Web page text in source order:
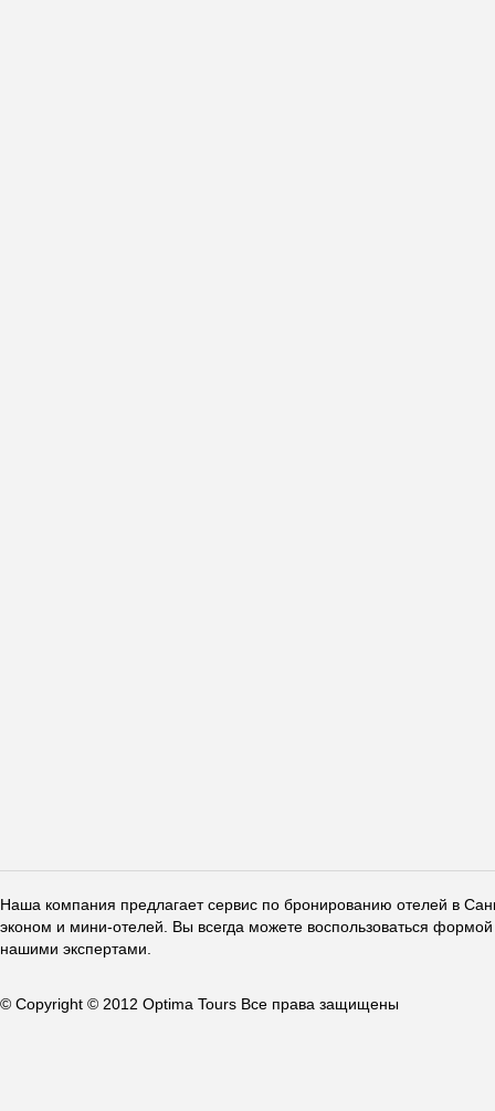
Наша компания предлагает сервис по бронированию отелей в
эконом и мини-отелей. Вы всегда можете воспользоваться
нашими экспертами.
© Copyright © 2012 Optima Tours Все права защищены